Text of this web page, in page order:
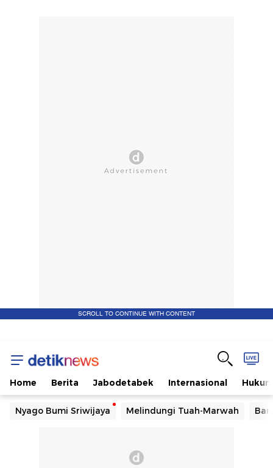
SCROLL TO CONTINUE WITH CONTENT
Home Berita Jabodetabek Internasional Hukum
Nyago Bumi Sriwijaya Melindungi Tuah-Marwah